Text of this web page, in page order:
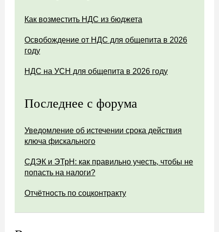
Как возместить НДС из бюджета
Освобождение от НДС для общепита в 2026
году
НДС на УСН для общепита в 2026 году
Последнее с форума
Уведомление об истечении срока действия
ключа фискального
СДЭК и ЭТрН: как правильно учесть, чтобы не
попасть на налоги?
Отчётность по соцконтракту